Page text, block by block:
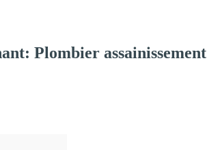
Plombier assainissement